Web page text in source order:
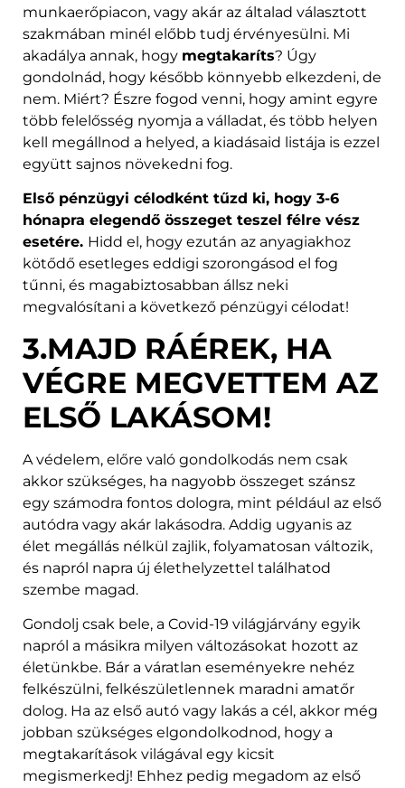
munkaerőpiacon, vagy akár az általad választott
szakmában minél előbb tudj érvényesülni. Mi
akadálya annak, hogy megtakaríts? Úgy
gondolnád, hogy később könnyebb elkezdeni, de
nem. Miért? Észre fogod venni, hogy amint egyre
több felelősség nyomja a válladat, és több helyen
kell megállnod a helyed, a kiadásaid listája is ezzel
együtt sajnos növekedni fog.
Első pénzügyi célodként tűzd ki, hogy 3-6
hónapra elegendő összeget teszel félre vész
esetére. Hidd el, hogy ezután az anyagiakhoz
kötődő esetleges eddigi szorongásod el fog
tűnni, és magabiztosabban állsz neki
megvalósítani a következő pénzügyi célodat!
3.MAJD RÁÉREK, HA
VÉGRE MEGVETTEM AZ
ELSŐ LAKÁSOM!
A védelem, előre való gondolkodás nem csak
akkor szükséges, ha nagyobb összeget szánsz
egy számodra fontos dologra, mint például az első
autódra vagy akár lakásodra. Addig ugyanis az
élet megállás nélkül zajlik, folyamatosan változik,
és napról napra új élethelyzettel találhatod
szembe magad.
Gondolj csak bele, a Covid-19 világjárvány egyik
napról a másikra milyen változásokat hozott az
életünkbe. Bár a váratlan eseményekre nehéz
felkészülni, felkészületlennek maradni amatőr
dolog. Ha az első autó vagy lakás a cél, akkor még
jobban szükséges elgondolkodnod, hogy a
megtakarítások világával egy kicsit
megismerkedj! Ehhez pedig megadom az első